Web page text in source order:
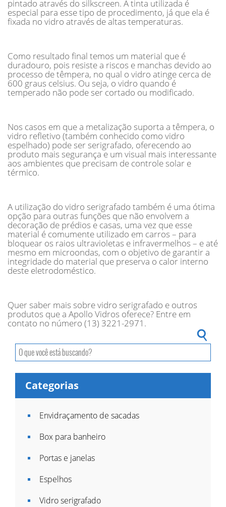
pintado através do silkscreen. A tinta utilizada é
especial para esse tipo de procedimento, já que ela é
fixada no vidro através de altas temperaturas.
Como resultado final temos um material que é
duradouro, pois resiste a riscos e manchas devido ao
processo de têmpera, no qual o vidro atinge cerca de
600 graus celsius. Ou seja, o vidro quando é
temperado não pode ser cortado ou modificado.
Nos casos em que a metalização suporta a têmpera, o
vidro refletivo (também conhecido como vidro
espelhado) pode ser serigrafado, oferecendo ao
produto mais segurança e um visual mais interessante
aos ambientes que precisam de controle solar e
térmico.
A utilização do vidro serigrafado também é uma ótima
opção para outras funções que não envolvem a
decoração de prédios e casas, uma vez que esse
material é comumente utilizado em carros – para
bloquear os raios ultravioletas e infravermelhos – e até
mesmo em microondas, com o objetivo de garantir a
integridade do material que preserva o calor interno
deste eletrodoméstico.
Quer saber mais sobre vidro serigrafado e outros
produtos que a Apollo Vidros oferece? Entre em
contato no número (13) 3221-2971.
Categorias
Envidraçamento de sacadas
Box para banheiro
Portas e janelas
Espelhos
Vidro serigrafado